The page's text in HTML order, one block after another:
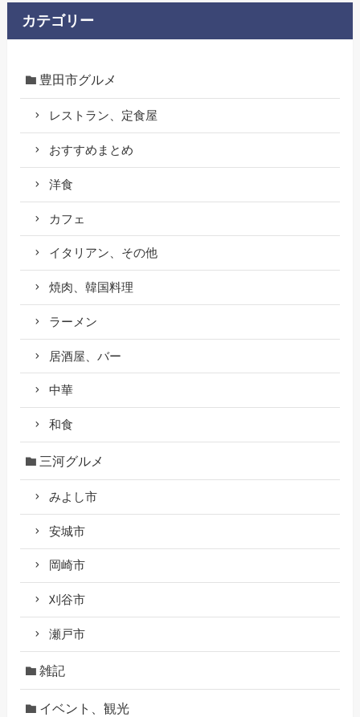
カテゴリー
豊田市グルメ
レストラン、定食屋
おすすめまとめ
洋食
カフェ
イタリアン、その他
焼肉、韓国料理
ラーメン
居酒屋、バー
中華
和食
三河グルメ
みよし市
安城市
岡崎市
刈谷市
瀬戸市
雑記
イベント、観光